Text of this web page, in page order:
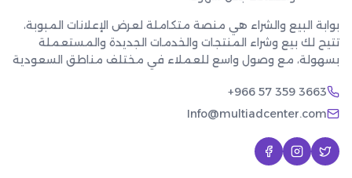
بوابة البيع والشراء هي منصة متكاملة لعرض الإعلانات المبوبة،
تتيح لك بيع وشراء المنتجات والخدمات الجديدة والمستعملة
بسهولة، مع وصول واسع للعملاء في مختلف مناطق السعودية
+966 57 359 3663
Info@multiadcenter.com